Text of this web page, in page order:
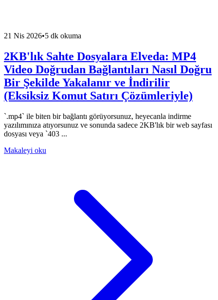
21 Nis 2026•5 dk okuma
2KB'lık Sahte Dosyalara Elveda: MP4
Video Doğrudan Bağlantıları Nasıl Doğru
Bir Şekilde Yakalanır ve İndirilir
(Eksiksiz Komut Satırı Çözümleriyle)
`.mp4` ile biten bir bağlantı görüyorsunuz, heyecanla indirme
yazılımınıza atıyorsunuz ve sonunda sadece 2KB'lık bir web sayfası
dosyası veya `403 ...
Makaleyi oku